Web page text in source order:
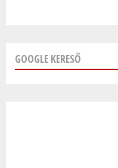
GOOGLE KERESŐ